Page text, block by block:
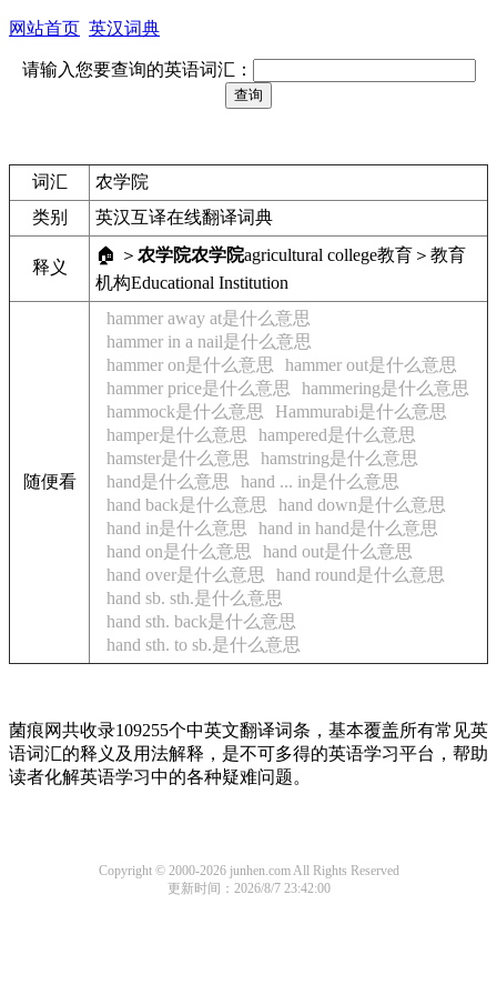
网站首页 英汉词典
请输入您要查询的英语词汇：
词汇
农学院
类别
英汉互译在线翻译词典
释义
🏠 ＞ 农学院农学院agricultural college教育＞教育
机构Educational Institution
随便看
hammer away at是什么意思
hammer in a nail是什么意思
hammer on是什么意思
hammer out是什么意思
hammer price是什么意思
hammering是什么意思
hammock是什么意思
Hammurabi是什么意思
hamper是什么意思
hampered是什么意思
hamster是什么意思
hamstring是什么意思
hand是什么意思
hand ... in是什么意思
hand back是什么意思
hand down是什么意思
hand in是什么意思
hand in hand是什么意思
hand on是什么意思
hand out是什么意思
hand over是什么意思
hand round是什么意思
hand sb. sth.是什么意思
hand sth. back是什么意思
hand sth. to sb.是什么意思
菌痕网共收录109255个中英文翻译词条，基本覆盖所有常见英
语词汇的释义及用法解释，是不可多得的英语学习平台，帮助
读者化解英语学习中的各种疑难问题。
Copyright © 2000-2026 junhen.com All Rights Reserved
更新时间：2026/8/7 23:42:00